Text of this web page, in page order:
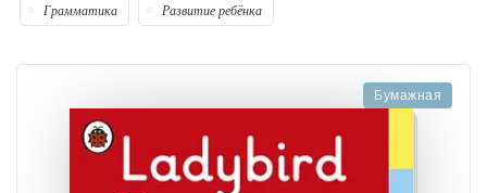
Грамматика Развитие ребёнка
Бумажная